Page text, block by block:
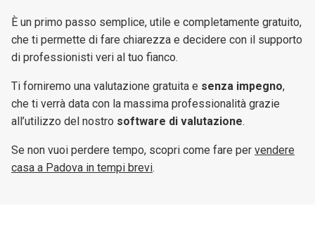
È un primo passo semplice, utile e completamente gratuito,
che ti permette di fare chiarezza e decidere con il supporto
di professionisti veri al tuo fianco.
Ti forniremo una valutazione gratuita e senza impegno,
che ti verrà data con la massima professionalità grazie
all’utilizzo del nostro software di valutazione.
Se non vuoi perdere tempo, scopri come fare per vendere
casa a Padova in tempi brevi.